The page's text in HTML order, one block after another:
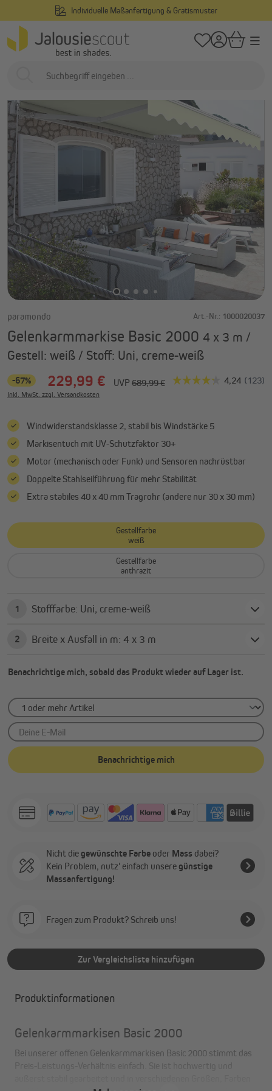
Individuelle Maßanfertigung & Gratismuster
Startseite
paramondo Art.-Nr.: 1000020037
Gelenkarmmarkise Basic 2000 4 x 3 m /
Gestell: weiß / Stoff: Uni, creme-weiß
-67% 229,99 € UVP 689,99 €
Inkl. MwSt. zzgl. Versandkosten
Windwiderstandsklasse 2, stabil bis Windstärke 5
Markisentuch mit UV-Schutzfaktor 30+
Motor (mechanisch oder Funk) und Sensoren nachrüstbar
Doppelte Stahlseilführung für mehr Stabilität
Extra stabiles 40 x 40 mm Tragrohr (andere nur 30 x 30 mm)
Gestellfarbe
weiß
Gestellfarbe
anthrazit
1 Stofffarbe: Uni, creme-weiß
2 Breite x Ausfall in m: 4 x 3 m
Benachrichtige mich, sobald das Produkt wieder auf Lager ist.
Deine E-Mail
Benachrichtige mich
Nicht die gewünschte Farbe oder Mass dabei?
Kein Problem, nutz' einfach unsere günstige
Massanfertigung!
Fragen zum Produkt? Schreib uns!
Zur Vergleichsliste hinzufügen
Produktinformationen
Gelenkarmmarkisen Basic 2000
Bei unserer offenen Gelenkarmmarkisen Basic 2000 stimmt das
Preis-Leistungs-Verhältnis einfach. Sie ist hochwertig und